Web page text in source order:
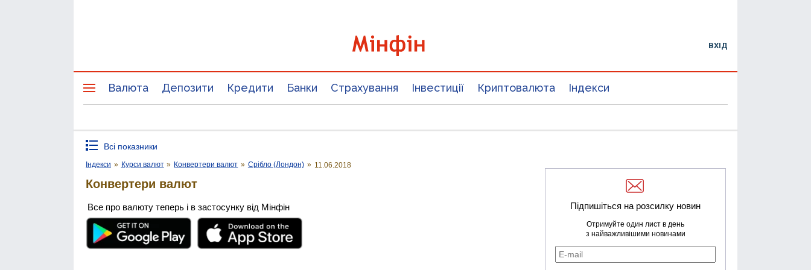
ВХІД
Валюта Депозити Кредити Банки Страхування Інвестиції Криптовалюта Індекси
Всі показники
Індекси » Курси валют » Конвертери валют » Срібло (Лондон) » 11.06.2018
Конвертери валют
Все про валюту теперь і в застосунку від Мінфін Підпишіться на розсилку новин
Отримуйте один лист в день
з найважливішими новинами